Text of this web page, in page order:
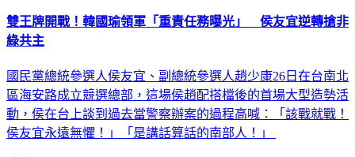
雙王牌開戰！韓國瑜領軍「重責任務曝光」 侯友宜逆轉搶非
綠共主
國民黨總統參選人侯友宜、副總統參選人趙少康26日在台南北
區海安路成立競選總部，這場侯趙配搭檔後的首場大型造勢活
動，侯在台上談到過去當警察辦案的過程高喊：「該戰就戰！
侯友宜永遠無懼！」「是講話算話的南部人！」